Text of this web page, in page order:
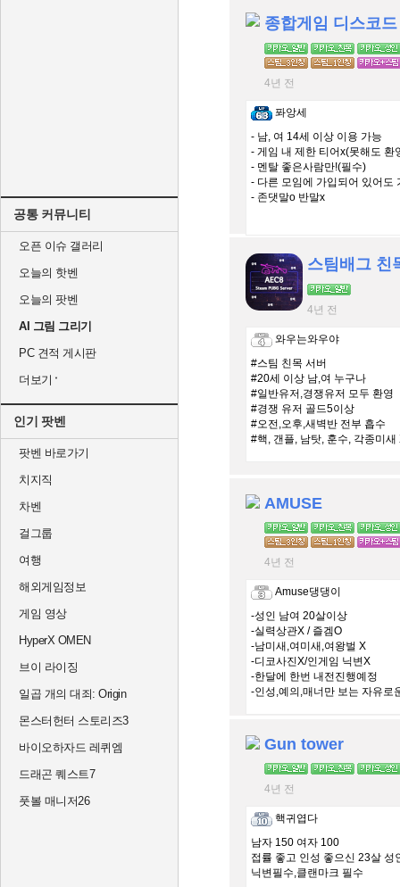
공통 커뮤니티
오픈 이슈 갤러리
오늘의 핫벤
오늘의 팟벤
AI 그림 그리기
PC 견적 게시판
더보기
인기 팟벤
팟벤 바로가기
치지직
차벤
걸그룹
여행
해외게임정보
게임 영상
HyperX OMEN
브이 라이징
일곱 개의 대죄: Origin
몬스터헌터 스토리즈3
바이오하자드 레퀴엠
드래곤 퀘스트7
풋볼 매니저26
종합게임 디스코드
4년 전
퐈앙세
- 남, 여 14세 이상 이용 가능
- 게임 내 제한 티어x(못해도 환
- 멘탈 좋은사람만!(필수)
- 다른 모임에 가입되어 있어도
- 존댓말o 반말x
스팀배그 친
4년 전
와우는와우야
#스팀 친목 서버
#20세 이상 남,여 누구나
#일반유저,경쟁유저 모두 환영
#경쟁 유저 골드5이상
#오전,오후,새벽반 전부 흡수
#핵, 갠플, 남탓, 훈수, 각종미새
AMUSE
4년 전
Amuse댕댕이
-성인 남여 20살이상
-실력상관X / 즐겜O
-남미새,여미새,여왕벌 X
-디코사진X/인게임 닉변X
-한달에 한번 내전진행예정
-인성,예의,매너만 보는 자유로
Gun tower
4년 전
핵귀엽다
남자 150 여자 100
접률 좋고 인성 좋으신 23살 성
닉변필수,클랜마크 필수